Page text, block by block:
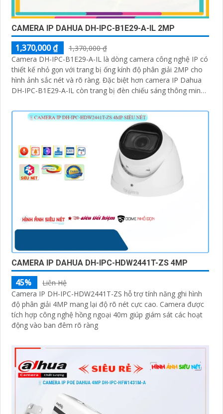
CAMERA IP DAHUA DH-IPC-B1E29-A-IL 2MP
1,370,000 ₫
1,370,000 ₫
Camera DH-IPC-B1E29-A-IL là dòng camera công nghệ IP có
thiết kế nhỏ gọn với trang bị ống kính độ phân giải 2MP cho
hình ảnh sắc nét và rõ ràng. Đặc biệt hơn camera IP Dahua
DH-IPC-B1E29-A-IL còn trang bị đèn chiếu sáng thông minh
CAMERA IP DAHUA DH-IPC-HDW2441T-ZS 4MP
45%
Liên Hệ
Camera IP DH-IPC-HDW2441T-ZS hỗ trợ tính năng ghi hình
độ phân giải 4MP mang lại độ rõ nét cực cao. Camera được
tích hợp công nghệ hồng ngoại 40m giúp giám sát các hoạt
động vào ban đêm rõ ràng